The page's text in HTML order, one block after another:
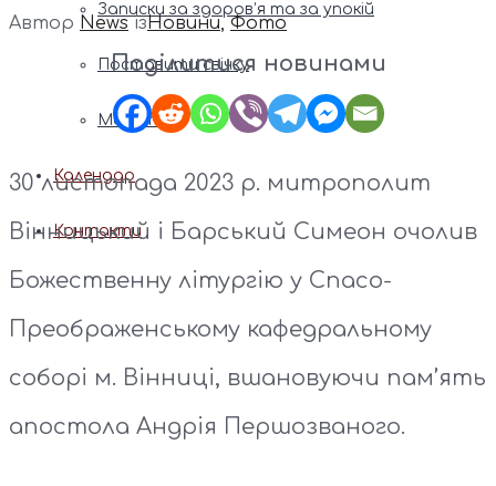
Записки за здоров’я та за упокій
Поставити свічку
Молитви
Календар
Контакти
Автор News ізНовини,Фото
Поділитися новинами
30 листопада 2023 р. митрополит
Вінницький і Барський Симеон очолив
Божественну літургію у Спасо-
Преображенському кафедральному
соборі м. Вінниці, вшановуючи пам’ять
апостола Андрія Першозваного.